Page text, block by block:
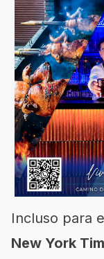
Incluso para
New York